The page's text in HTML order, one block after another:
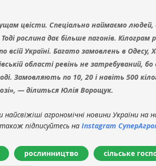
цвісти. Спеціально наймаємо
рослина дає більше пагонів.
всій Україні. Багато замовлень в Одесу,
області ревінь не затребуваний, бо
Замовляють по 10, 20 і навіть 500
— ділиться Юлія Ворощук.
агрономічні новини України на
підписуйтесь на Instagram
рослинництво сільське